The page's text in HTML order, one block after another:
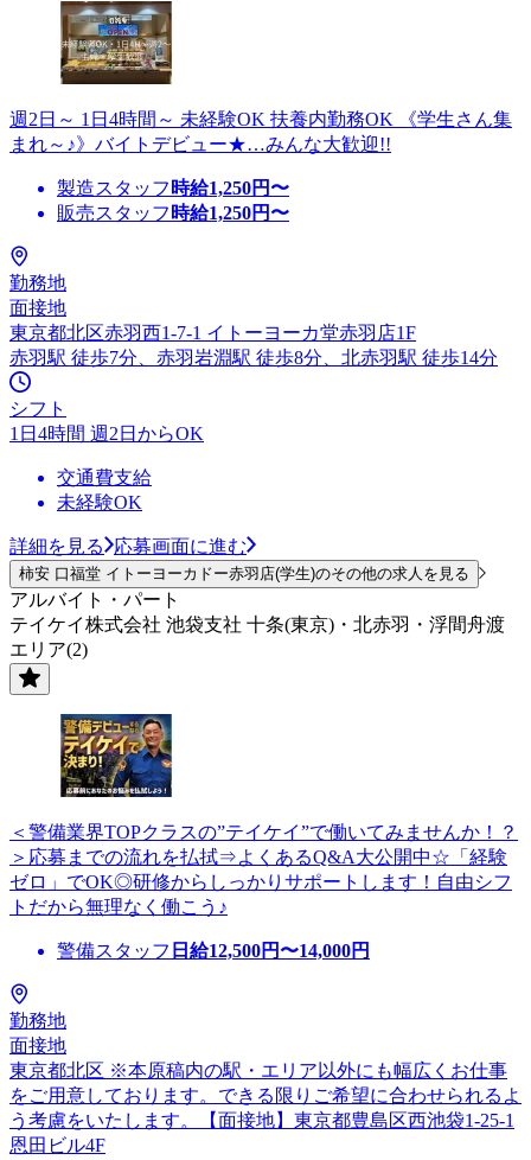
週2日～ 1日4時間～ 未経験OK 扶養内勤務OK 《学生さん集
まれ～♪》バイトデビュー★…みんな大歓迎!!
製造スタッフ 時給1,250円〜
販売スタッフ 時給1,250円〜
勤務地
面接地
東京都北区赤羽西1-7-1 イトーヨーカ堂赤羽店1F
赤羽駅 徒歩7分、赤羽岩淵駅 徒歩8分、北赤羽駅 徒歩14分
シフト
1日4時間 週2日からOK
交通費支給
未経験OK
詳細を見る 応募画面に進む
柿安 口福堂 イトーヨーカドー赤羽店(学生)のその他の求人を見る
アルバイト・パート
テイケイ株式会社 池袋支社 十条(東京)・北赤羽・浮間舟渡
エリア(2)
＜警備業界TOPクラスの”テイケイ”で働いてみませんか！？
＞応募までの流れを払拭⇒よくあるQ&A大公開中☆「経験
ゼロ」でOK◎研修からしっかりサポートします！自由シフ
トだから無理なく働こう♪
警備スタッフ 日給12,500円〜14,000円
勤務地
面接地
東京都北区 ※本原稿内の駅・エリア以外にも幅広くお仕事
をご用意しております。できる限りご希望に合わせられるよ
う考慮をいたします。【面接地】東京都豊島区西池袋1-25-1
恩田ビル4F